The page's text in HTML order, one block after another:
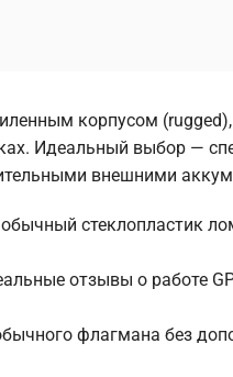
корпусом
Идеальный выбор —
внешними
стеклопластик
отзывы о работе
флагмана без